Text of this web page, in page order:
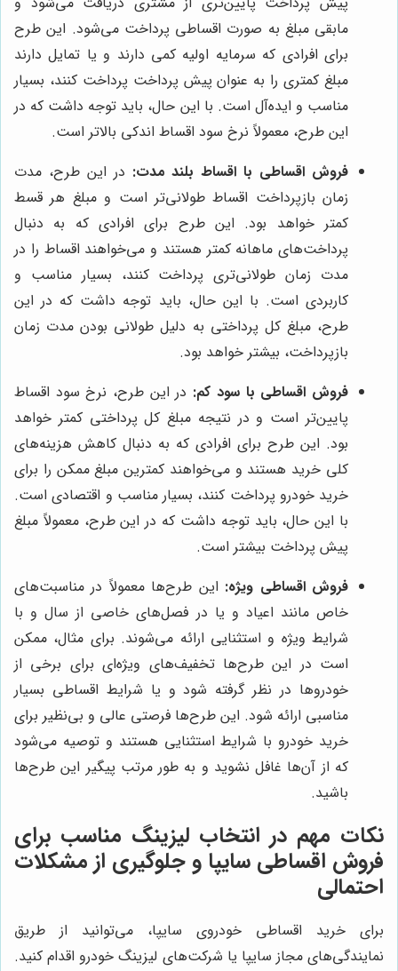
مابقی مبلغ به صورت اقساطی پرداخت می‌شود. این طرح
برای افرادی که سرمایه اولیه کمی دارند و یا تمایل دارند
مبلغ کمتری را به عنوان پیش پرداخت پرداخت کنند، بسیار
مناسب و ایده‌آل است. با این حال، باید توجه داشت که در
این طرح، معمولاً نرخ سود اقساط اندکی بالاتر است.
فروش اقساطی با اقساط بلند مدت: در این طرح، مدت
زمان بازپرداخت اقساط طولانی‌تر است و مبلغ هر قسط
کمتر خواهد بود. این طرح برای افرادی که به دنبال
پرداخت‌های ماهانه کمتر هستند و می‌خواهند اقساط را در
مدت زمان طولانی‌تری پرداخت کنند، بسیار مناسب و
کاربردی است. با این حال، باید توجه داشت که در این
طرح، مبلغ کل پرداختی به دلیل طولانی بودن مدت زمان
بازپرداخت، بیشتر خواهد بود.
فروش اقساطی با سود کم: در این طرح، نرخ سود اقساط
پایین‌تر است و در نتیجه مبلغ کل پرداختی کمتر خواهد
بود. این طرح برای افرادی که به دنبال کاهش هزینه‌های
کلی خرید هستند و می‌خواهند کمترین مبلغ ممکن را برای
خرید خودرو پرداخت کنند، بسیار مناسب و اقتصادی است.
با این حال، باید توجه داشت که در این طرح، معمولاً مبلغ
پیش پرداخت بیشتر است.
فروش اقساطی ویژه: این طرح‌ها معمولاً در مناسبت‌های
خاص مانند اعیاد و یا در فصل‌های خاصی از سال و با
شرایط ویژه و استثنایی ارائه می‌شوند. برای مثال، ممکن
است در این طرح‌ها تخفیف‌های ویژه‌ای برای برخی از
خودروها در نظر گرفته شود و یا شرایط اقساطی بسیار
مناسبی ارائه شود. این طرح‌ها فرصتی عالی و بی‌نظیر برای
خرید خودرو با شرایط استثنایی هستند و توصیه می‌شود
که از آن‌ها غافل نشوید و به طور مرتب پیگیر این طرح‌ها
باشید.
نکات مهم در انتخاب لیزینگ مناسب برای
فروش اقساطی سایپا و جلوگیری از مشکلات
احتمالی
برای خرید اقساطی خودروی سایپا، می‌توانید از طریق
نمایندگی‌های مجاز سایپا یا شرکت‌های لیزینگ خودرو اقدام کنید.